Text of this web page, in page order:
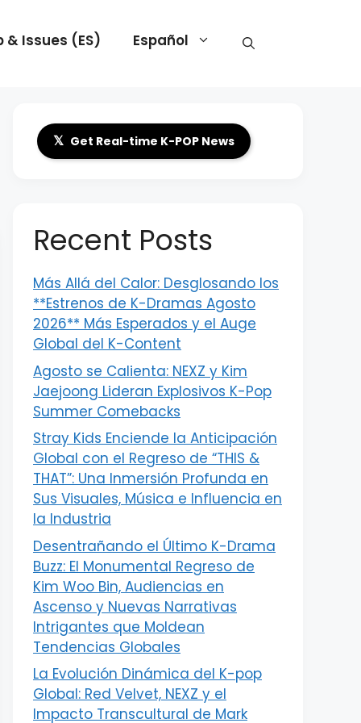
& Issues (ES) Español
𝕏 Get Real-time K-POP News
Recent Posts
Más Allá del Calor: Desglosando los
**Estrenos de K-Dramas Agosto
2026** Más Esperados y el Auge
Global del K-Content
Agosto se Calienta: NEXZ y Kim
Jaejoong Lideran Explosivos K-Pop
Summer Comebacks
Stray Kids Enciende la Anticipación
Global con el Regreso de “THIS &
THAT”: Una Inmersión Profunda en
Sus Visuales, Música e Influencia en
la Industria
Desentrañando el Último K-Drama
Buzz: El Monumental Regreso de
Kim Woo Bin, Audiencias en
Ascenso y Nuevas Narrativas
Intrigantes que Moldean
Tendencias Globales
La Evolución Dinámica del K-pop
Global: Red Velvet, NEXZ y el
Impacto Transcultural de Mark